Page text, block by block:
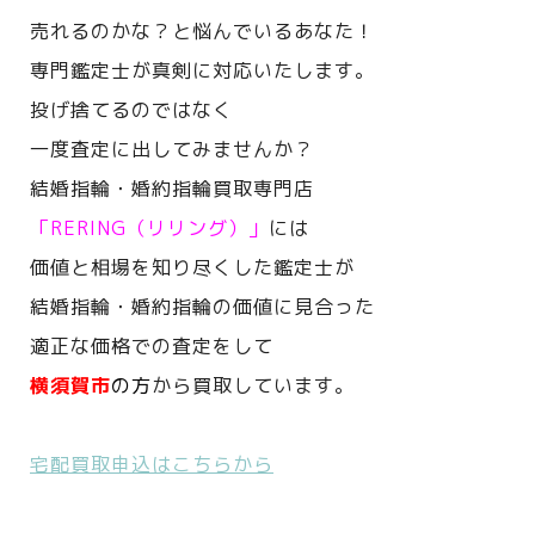
売れるのかな？と悩んでいるあなた！
専門鑑定士が真剣に対応いたします。
投げ捨てるのではなく
一度査定に出してみませんか？
結婚指輪・婚約指輪買取専門店
「RERING（リリング）」 には
価値と相場を知り尽くした鑑定士が
結婚指輪・婚約指輪の価値に見合った
適正な価格での査定をして
横須賀市の方から買取しています。
宅配買取申込はこちらから